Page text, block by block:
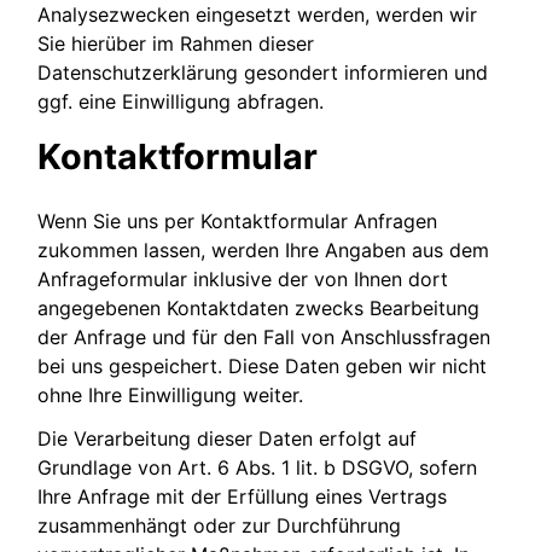
Analysezwecken eingesetzt werden, werden wir
Sie hierüber im Rahmen dieser
Datenschutzerklärung gesondert informieren und
ggf. eine Einwilligung abfragen.
Kontaktformular
Wenn Sie uns per Kontaktformular Anfragen
zukommen lassen, werden Ihre Angaben aus dem
Anfrageformular inklusive der von Ihnen dort
angegebenen Kontaktdaten zwecks Bearbeitung
der Anfrage und für den Fall von Anschlussfragen
bei uns gespeichert. Diese Daten geben wir nicht
ohne Ihre Einwilligung weiter.
Die Verarbeitung dieser Daten erfolgt auf
Grundlage von Art. 6 Abs. 1 lit. b DSGVO, sofern
Ihre Anfrage mit der Erfüllung eines Vertrags
zusammenhängt oder zur Durchführung